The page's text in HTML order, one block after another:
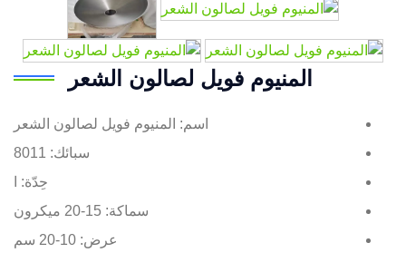
المنيوم فويل لصالون الشعر
اسم: المنيوم فويل لصالون الشعر
سبائك: 8011
حِدّة: ا
سماكة: 15-20 ميكرون
عرض: 10-20 سم